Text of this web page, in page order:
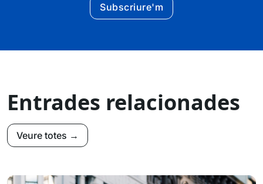
Subscriure'm
Entrades relacionades
Veure totes →